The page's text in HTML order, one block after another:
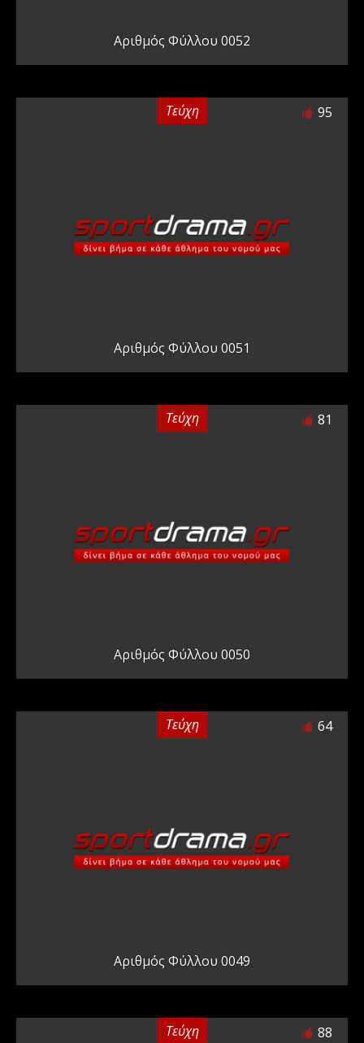
Αριθμός Φύλλου 0052
Τεύχη 95
Αριθμός Φύλλου 0051
Τεύχη 81
Αριθμός Φύλλου 0050
Τεύχη 64
Αριθμός Φύλλου 0049
Τεύχη 88